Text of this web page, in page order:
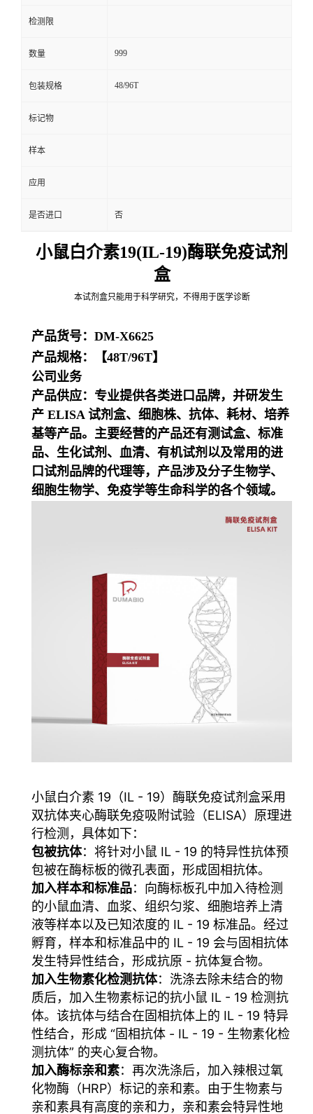
检测限
数量 999
包装规格 48/96T
标记物
样本
应用
是否进口 否
小鼠白介素19(IL-19)酶联免疫试剂
盒
本试剂盒只能用于科学研究，不得用于医学诊断
产品货号：DM-X6625
产品规格：【48T/96T】
公司业务
产品供应：专业提供各类进口品牌，并研发生
产 ELISA 试剂盒、细胞株、抗体、耗材、培养
基等产品。主要经营的产品还有测试盒、标准
品、生化试剂、血清、有机试剂以及常用的进
口试剂品牌的代理等，产品涉及分子生物学、
细胞生物学、免疫学等生命科学的各个领域。
小鼠白介素 19（IL - 19）酶联免疫试剂盒采用
双抗体夹心酶联免疫吸附试验（ELISA）原理进
行检测，具体如下：
包被抗体：将针对小鼠 IL - 19 的特异性抗体预
包被在酶标板的微孔表面，形成固相抗体。
加入样本和标准品：向酶标板孔中加入待检测
的小鼠血清、血浆、组织匀浆、细胞培养上清
液等样本以及已知浓度的 IL - 19 标准品。经过
孵育，样本和标准品中的 IL - 19 会与固相抗体
发生特异性结合，形成抗原 - 抗体复合物。
加入生物素化检测抗体：洗涤去除未结合的物
质后，加入生物素标记的抗小鼠 IL - 19 检测抗
体。该抗体与结合在固相抗体上的 IL - 19 特异
性结合，形成 “固相抗体 - IL - 19 - 生物素化检
测抗体” 的夹心复合物。
加入酶标亲和素：再次洗涤后，加入辣根过氧
化物酶（HRP）标记的亲和素。由于生物素与
亲和素具有高度的亲和力，亲和素会特异性地